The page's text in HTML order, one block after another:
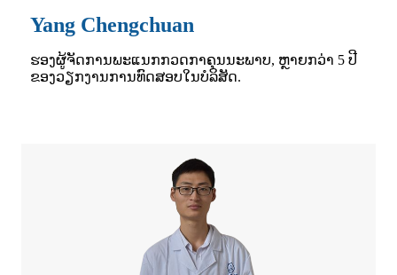
Yang Chengchuan
ຮອງຜູ້ຈັດການພະແນກກວດກາຄຸນນະພາບ, ຫຼາຍກວ່າ 5 ປີ
ຂອງວຽກງານການທົດສອບໃນບໍລິສັດ.